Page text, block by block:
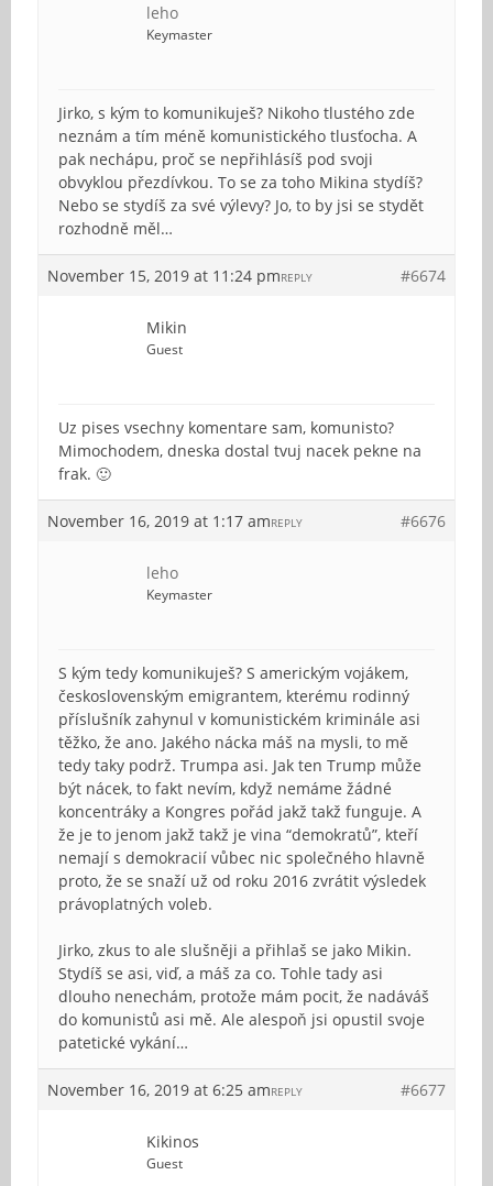
leho
Keymaster
Jirko, s kým to komunikuješ? Nikoho tlustého zde
neznám a tím méně komunistického tlusťocha. A
pak nechápu, proč se nepřihlásíš pod svoji
obvyklou přezdívkou. To se za toho Mikina stydíš?
Nebo se stydíš za své výlevy? Jo, to by jsi se stydět
rozhodně měl…
November 15, 2019 at 11:24 pm #6674
REPLY
Mikin
Guest
Uz pises vsechny komentare sam, komunisto?
Mimochodem, dneska dostal tvuj nacek pekne na
frak. 🙂
November 16, 2019 at 1:17 am #6676
REPLY
leho
Keymaster
S kým tedy komunikuješ? S americkým vojákem,
československým emigrantem, kterému rodinný
příslušník zahynul v komunistickém kriminále asi
těžko, že ano. Jakého nácka máš na mysli, to mě
tedy taky podrž. Trumpa asi. Jak ten Trump může
být nácek, to fakt nevím, když nemáme žádné
koncentráky a Kongres pořád jakž takž funguje. A
že je to jenom jakž takž je vina “demokratů”, kteří
nemají s demokracií vůbec nic společného hlavně
proto, že se snaží už od roku 2016 zvrátit výsledek
právoplatných voleb.
Jirko, zkus to ale slušněji a přihlaš se jako Mikin.
Stydíš se asi, viď, a máš za co. Tohle tady asi
dlouho nenechám, protože mám pocit, že nadáváš
do komunistů asi mě. Ale alespoň jsi opustil svoje
patetické vykání…
November 16, 2019 at 6:25 am #6677
REPLY
Kikinos
Guest